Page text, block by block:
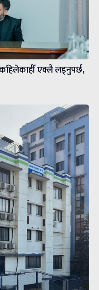
एक्लै लड्नुपर्छ,